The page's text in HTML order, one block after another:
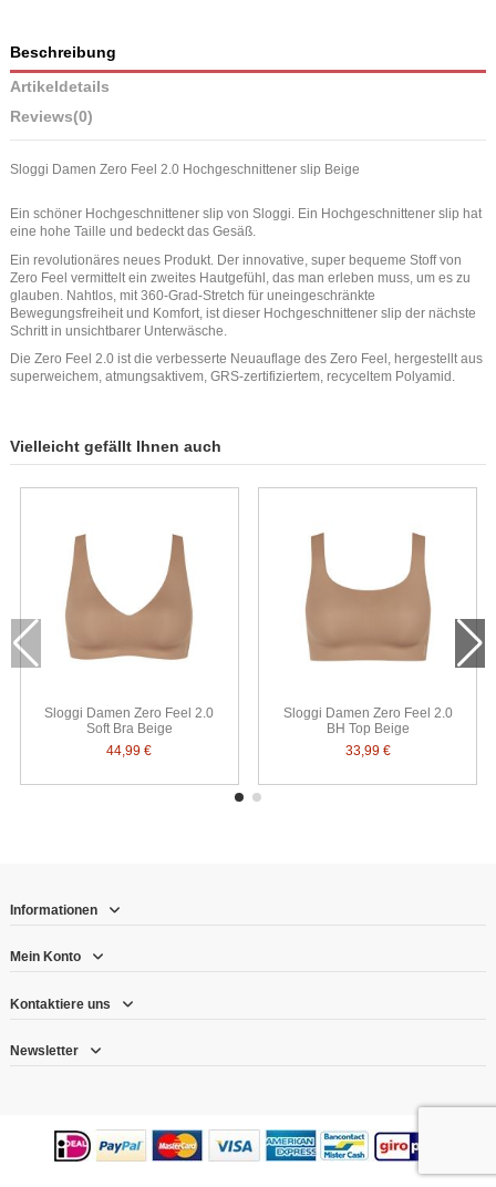
Beschreibung
Artikeldetails
Reviews(0)
Sloggi Damen Zero Feel 2.0 Hochgeschnittener slip Beige
Ein schöner Hochgeschnittener slip von Sloggi. Ein Hochgeschnittener slip hat
eine hohe Taille und bedeckt das Gesäß.
Ein revolutionäres neues Produkt. Der innovative, super bequeme Stoff von
Zero Feel vermittelt ein zweites Hautgefühl, das man erleben muss, um es zu
glauben. Nahtlos, mit 360-Grad-Stretch für uneingeschränkte
Bewegungsfreiheit und Komfort, ist dieser Hochgeschnittener slip der nächste
Schritt in unsichtbarer Unterwäsche.
Die Zero Feel 2.0 ist die verbesserte Neuauflage des Zero Feel, hergestellt aus
superweichem, atmungsaktivem, GRS-zertifiziertem, recyceltem Polyamid.
Vielleicht gefällt Ihnen auch
Sloggi Damen Zero Feel 2.0
Soft Bra Beige
44,99 €
Sloggi Damen Zero Feel 2.0
BH Top Beige
33,99 €
Informationen
Mein Konto
Kontaktiere uns
Newsletter